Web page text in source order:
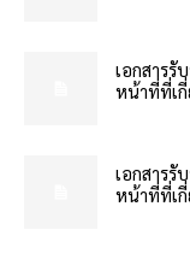
เอกสารรั
หน้าที่ที่เกี่
เอกสารรั
หน้าที่ที่เกี่